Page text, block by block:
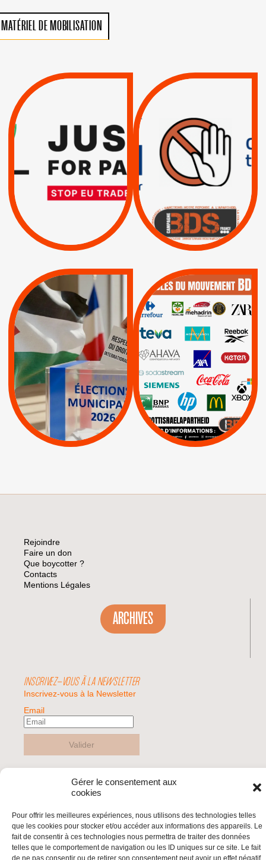
Gérer le consentement aux
cookies
Pour offrir les meilleures expériences, nous utilisons des technologies telles
que les cookies pour stocker et/ou accéder aux informations des appareils. Le
fait de consentir à ces technologies nous permettra de traiter des données
telles que le comportement de navigation ou les ID uniques sur ce site. Le fait
de ne pas consentir ou de retirer son consentement peut avoir un effet négatif
MATÉRIEL DE MOBILISATION
VIOLATIONS DES
SUSPENSION
TOTALE DE
L’ACCORD
D’ASSOCIATION UE-
ISRAËL
| Actus Pétitions
RESPECT DU DROIT
INTERNATIONAL ?
TRUMP, MACRON :
MÊME COMBAT
| Actus |
| Boycott militaire |
Lettres d'interpellation
MUNICIPALES 2026 :
JE VOTE POUR LE
RESPECT DU DROIT
INTERNATIONAL EN
PALESTINE
APPELS | Actus |
Espaces Sans
Apartheid
| Lettres d'interpellation
Pétitions
QUE BOYCOTTER ?
BOYCOTT /
AXA BNP | CAF |
Carrefour | HP |
Keter |
Livres et brochures |
Mehadrin | PUMA
Sodastream |
Visuels, tracts,
affiches,...
Rejoindre
Faire un don
Que boycotter ?
Contacts
Mentions Légales
ARCHIVES
INSCRIVEZ-VOUS À LA NEWSLETTER
Inscrivez-vous à la Newsletter
Email
Valider
© 2026 | BDS France | Boycott Désinvestissement Sanctions, la réponse
citoyenne et non-violente à l'impunité d'Israël |